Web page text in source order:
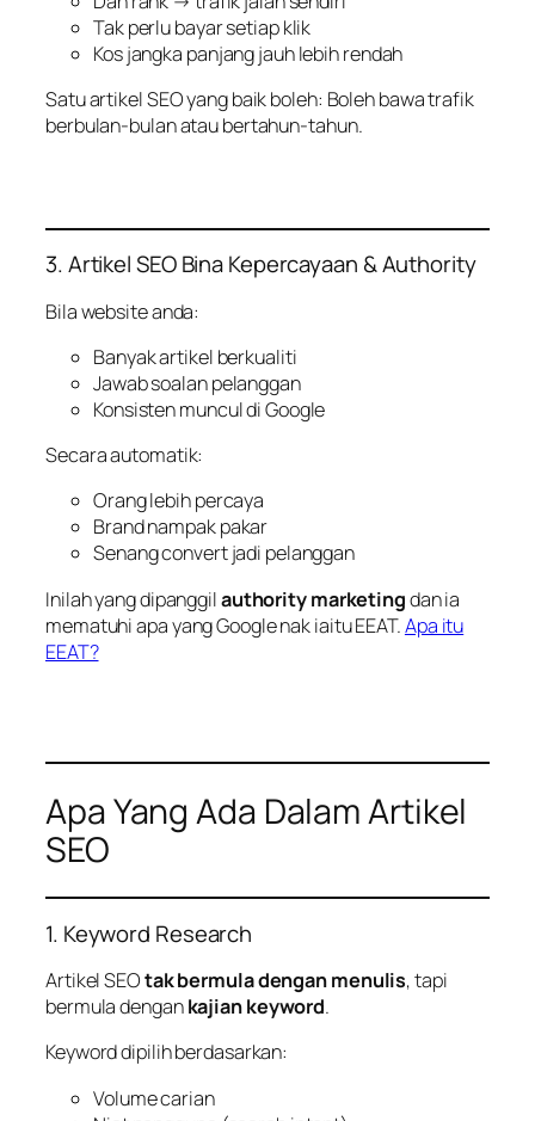
Tak perlu bayar setiap klik
Kos jangka panjang jauh lebih rendah
Satu artikel SEO yang baik boleh: Boleh bawa trafik
berbulan-bulan atau bertahun-tahun.
3. Artikel SEO Bina Kepercayaan & Authority
Bila website anda:
Banyak artikel berkualiti
Jawab soalan pelanggan
Konsisten muncul di Google
Secara automatik:
Orang lebih percaya
Brand nampak pakar
Senang convert jadi pelanggan
Inilah yang dipanggilauthority marketingdan ia
mematuhi apa yang Google nak iaitu EEAT.Apa itu
EEAT?
Apa Yang Ada Dalam Artikel
SEO
1. Keyword Research
Artikel SEOtak bermula dengan menulis, tapi
bermula dengankajian keyword.
Keyword dipilih berdasarkan:
Volume carian